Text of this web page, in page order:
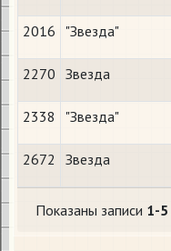
2016 "Звезда"
2270 Звезда
2338 "Звезда"
2672 Звезда
Показаны записи 1-5